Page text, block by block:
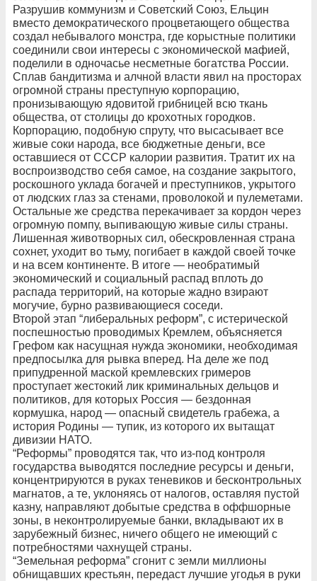
Разрушив коммунизм и Советский Союз, Ельцин
вместо демократического процветающего общества
создал небывалого монстра, где корыстные политики
соединили свои интересы с экономической мафией,
поделили в одночасье несметные богатства России.
Сплав бандитизма и алчной власти явил на просторах
огромной страны преступную корпорацию,
пронизывающую ядовитой грибницей всю ткань
общества, от столицы до крохотных городков.
Корпорацию, подобную спруту, что высасывает все
живые соки народа, все бюджетные деньги, все
оставшиеся от СССР калории развития. Тратит их на
воспроизводство себя самое, на создание закрытого,
роскошного уклада богачей и преступников, укрытого
от людских глаз за стенами, проволокой и пулеметами.
Остальные же средства перекачивает за кордон через
огромную помпу, выпивающую живые силы страны.
Лишенная животворных сил, обескровленная страна
сохнет, уходит во тьму, погибает в каждой своей точке
и на всем континенте. В итоге — необратимый
экономический и социальный распад вплоть до
распада территорий, на которые жадно взирают
могучие, бурно развивающиеся соседи.
Второй этап “либеральных реформ”, с истерической
поспешностью проводимых Кремлем, объясняется
Грефом как насущная нужда экономики, необходимая
предпосылка для рывка вперед. На деле же под
припудренной маской кремлевских гримеров
проступает жестокий лик криминальных дельцов и
политиков, для которых Россия — бездонная
кормушка, народ — опасный свидетель грабежа, а
история Родины — тупик, из которого их вытащат
дивизии НАТО.
“Реформы” проводятся так, что из-под контроля
государства выводятся последние ресурсы и деньги,
концентрируются в руках теневиков и бесконтрольных
магнатов, а те, уклоняясь от налогов, оставляя пустой
казну, направляют добытые средства в оффшорные
зоны, в неконтролируемые банки, вкладывают их в
зарубежный бизнес, ничего общего не имеющий с
потребностями чахнущей страны.
“Земельная реформа” сгонит с земли миллионы
обнищавших крестьян, передаст лучшие угодья в руки